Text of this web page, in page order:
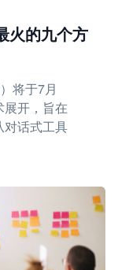
火的九个方
将于7月
开，旨在
对话式工具